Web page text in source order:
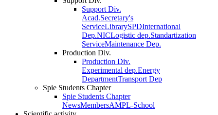
Support Div.
Acad.Secretary's
ServiceLibrarySPDInternational
Dep.NICLogistic dep.Standartization
ServiceMaintenance Dep.
Production Div.
Production Div.
Experimental dep.Energy
DepartmentTransport Dep
Spie Students Chapter
Spie Students Chapter
NewsMembersAMPL-School